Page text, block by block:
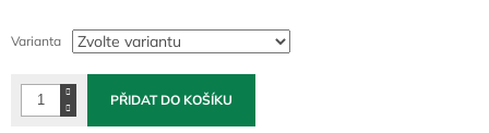
cena:
Varianta
PŘIDAT DO KOŠÍKU